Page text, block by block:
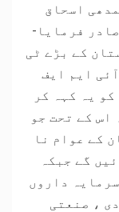
اسحاق
فرمایا-
کے بڑے ٹی
ایم ایف
یہ کہہ کر
اس کے تحت جو
کے عوام نا
گے جبکہ
داروں
، صنعتی